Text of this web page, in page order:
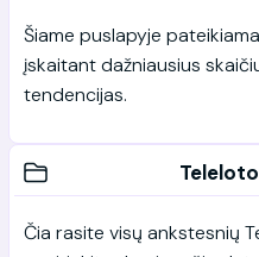
Šiame puslapyje
įskaitant dažniausius
tendencijas.
Čia rasite visų ankstesnių